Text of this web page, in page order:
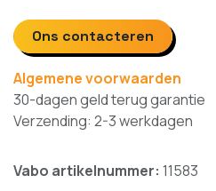
Ons contacteren
Algemene voorwaarden
30-dagen geld terug garantie
Verzending: 2-3 werkdagen
Vabo artikelnummer: 11583